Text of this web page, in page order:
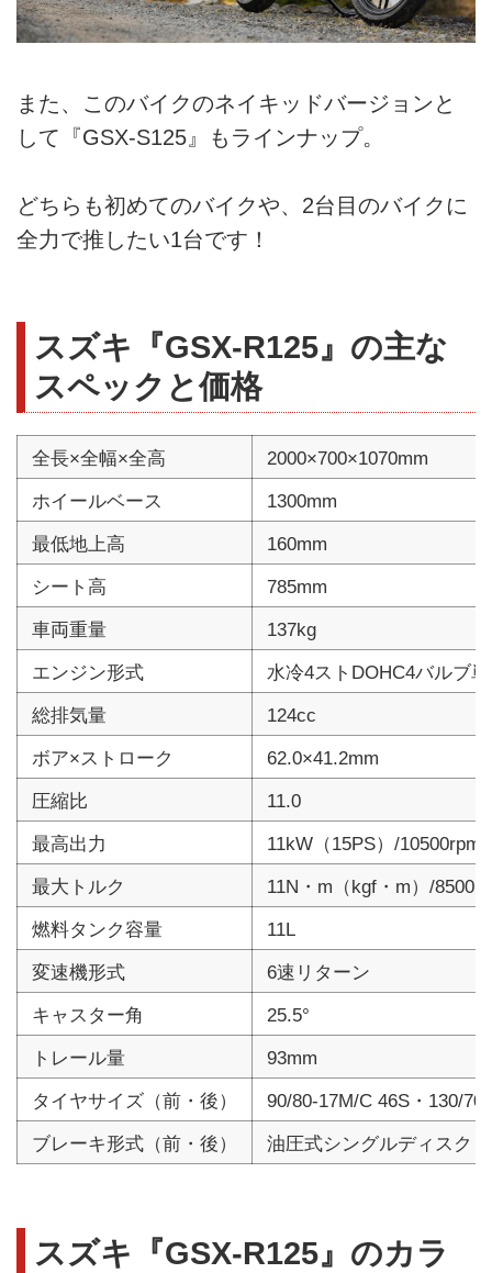
また、このバイクのネイキッドバージョンと
して『GSX-S125』もラインナップ。
どちらも初めてのバイクや、2台目のバイクに
全力で推したい1台です！
スズキ『GSX-R125』の主な
スペックと価格
全長×全幅×全高
2000×700×1070mm
ホイールベース
1300mm
最低地上高
160mm
シート高
785mm
車両重量
137kg
エンジン形式
水冷4ストDOHC4バルブ
総排気量
124cc
ボア×ストローク
62.0×41.2mm
圧縮比
11.0
最高出力
11kW（15PS）/10500rpm
最大トルク
11N・m（kgf・m）/
燃料タンク容量
11L
変速機形式
6速リターン
キャスター角
25.5°
トレール量
93mm
タイヤサイズ（前・後）
90/80-17M/C 46S・130/
ブレーキ形式（前・後）
油圧式シングルディスク
スズキ『GSX-R125』のカラ